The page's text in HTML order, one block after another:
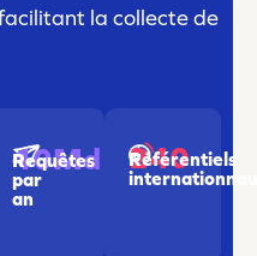
la collecte de
10Md
Requêtes
par
an
240
Référentiels